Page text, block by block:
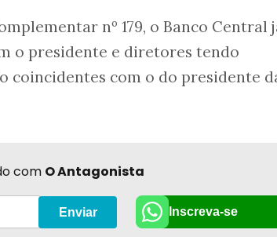
nº 179, o Banco Central
o presidente e diretores tendo
coincidentes com o do presidente
com O Antagonista
Enviar Inscreva-se